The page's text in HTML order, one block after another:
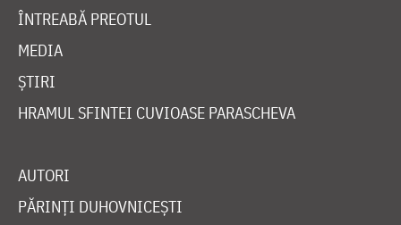
ÎNTREABĂ PREOTUL
MEDIA
ȘTIRI
HRAMUL SFINTEI CUVIOASE PARASCHEVA
AUTORI
PĂRINȚI DUHOVNICEȘTI